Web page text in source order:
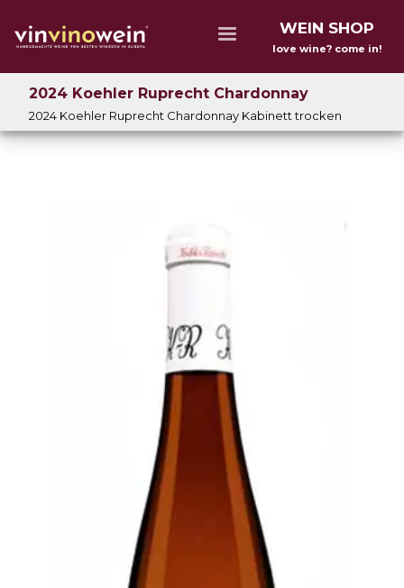
WEIN SHOP
love wine? come in!
2024 Koehler Ruprecht Chardonnay
2024 Koehler Ruprecht Chardonnay Kabinett trocken